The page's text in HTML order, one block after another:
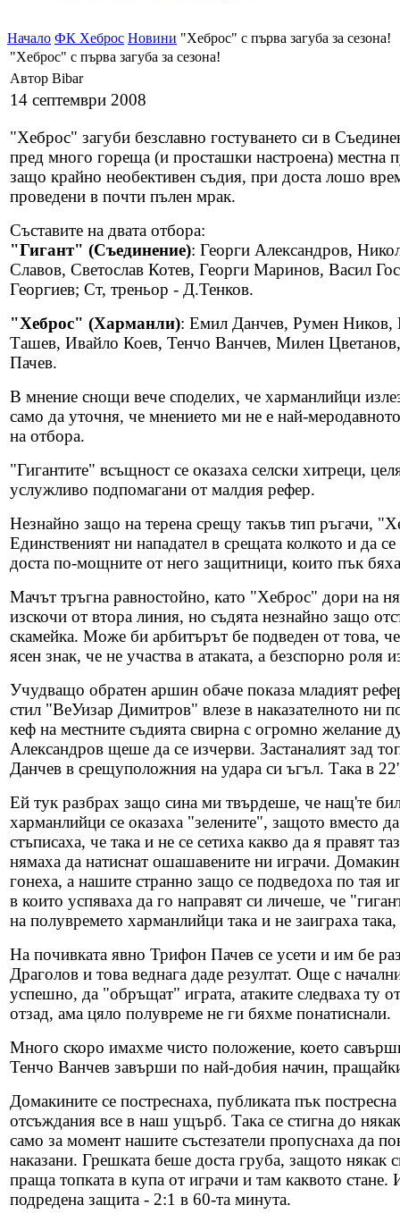
Начало ФК Хеброс Новини "Хеброс" с първа загуба за сезона!
"Хеброс" с първа загуба за сезона!
Автор Bibar
14 септември 2008
"Хеброс" загуби безславно гостуването си в
пред много гореща (и просташки настроена) местна
защо крайно необективен съдия, при доста лошо
проведени в почти пълен мрак.
Съставите на двата отбора:
"Гигант" (Съединение): Георги Александров,
Славов, Светослав Котев, Георги Маринов, Васил
Георгиев; Ст, треньор - Д.Тенков.
"Хеброс" (Харманли): Емил Данчев, Румен Ников,
Ташев, Ивайло Коев, Тенчо Ванчев, Милен
Пачев.
В мнение снощи вече споделих, че харманлийци
само да уточня, че мнението ми не е най-
на отбора.
"Гигантите" всъщност се оказаха селски хитреци,
услужливо подпомагани от малдия рефер.
Незнайно защо на терена срещу такъв тип ръгачи,
Единственият ни нападател в срещата колкото и да
доста по-мощните от него защитници, които пък
Мачът тръгна равностойно, като "Хеброс" дори на
изскочи от втора линия, но съдята незнайно защо
скамейка. Може би арбитърът бе подведен от това,
ясен знак, че не участва в атаката, а безспорно
Учудващо обратен аршин обаче показа младият
стил "ВеУизар Димитров" влезе в наказателното ни
кеф на местните съдията свирна с огромно желание
Александров щеше да се изчерви. Застаналият зад
Данчев в срещуположния на удара си ъгъл. Така в
Ей тук разбрах защо сина ми твърдеше, че нащ'те
харманлийци се оказаха "зелените", защото вместо
стъписаха, че така и не се сетиха какво да я правят
нямаха да натиснат ошашавените ни играчи.
гонеха, а нашите странно защо се подведоха по тая
в които успяваха да го направят си личеше, че
на полувремето харманлийци така и не заиграха
На почивката явно Трифон Пачев се усети и им бе
Драголов и това веднага даде резултат. Още с
успешно, да "обръщат" играта, атаките следваха ту
отзад, ама цяло полувреме не ги бяхме понатиснали.
Много скоро имахме чисто положение, което
Тенчо Ванчев завърши по най-добия начин,
Домакините се постреснаха, публиката пък
отсъждания все в наш ущърб. Така се стигна до
само за момент нашите състезатели пропуснаха да
наказани. Грешката беше доста груба, защото някак
праща топката в купа от играчи и там каквото стане.
подредена защита - 2:1 в 60-та минута.